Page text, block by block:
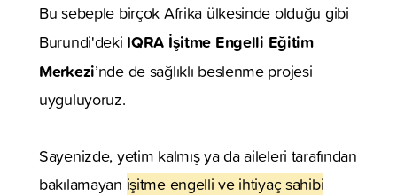
Bu sebeple birçok Afrika ülkesinde olduğu gibi
Burundi'deki IQRA İşitme Engelli Eğitim
Merkezi’nde de sağlıklı beslenme projesi
uyguluyoruz.
Sayenizde, yetim kalmış ya da aileleri tarafından
bakılamayan işitme engelli ve ihtiyaç sahibi